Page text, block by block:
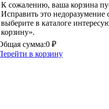
К сожалению, ваша корзина
Исправить это недоразумение
выберите в каталоге
корзину».
сумма:0 ₽
в корзину